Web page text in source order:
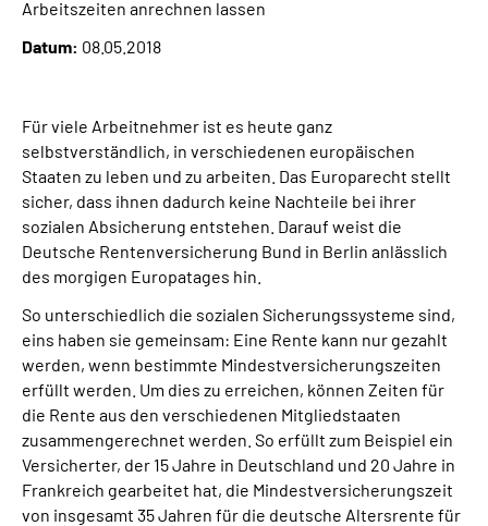
Suche
Language
Inhalte in Gebärdensprache (DGS)
Leichte Sprache
Mein Kundenportal
Arbeitszeiten anrechnen lassen
Datum: 08.05.2018
Für viele Arbeitnehmer ist es heute ganz
selbstverständlich, in verschiedenen europäischen
Staaten zu leben und zu arbeiten. Das Europarecht stellt
sicher, dass ihnen dadurch keine Nachteile bei ihrer
sozialen Absicherung entstehen. Darauf weist die
Deutsche Rentenversicherung Bund in Berlin anlässlich
des morgigen Europatages hin.
So unterschiedlich die sozialen Sicherungssysteme sind,
eins haben sie gemeinsam: Eine Rente kann nur gezahlt
werden, wenn bestimmte Mindestversicherungszeiten
erfüllt werden. Um dies zu erreichen, können Zeiten für
die Rente aus den verschiedenen Mitgliedstaaten
zusammengerechnet werden. So erfüllt zum Beispiel ein
Versicherter, der 15 Jahre in Deutschland und 20 Jahre in
Frankreich gearbeitet hat, die Mindestversicherungszeit
von insgesamt 35 Jahren für die deutsche Altersrente für